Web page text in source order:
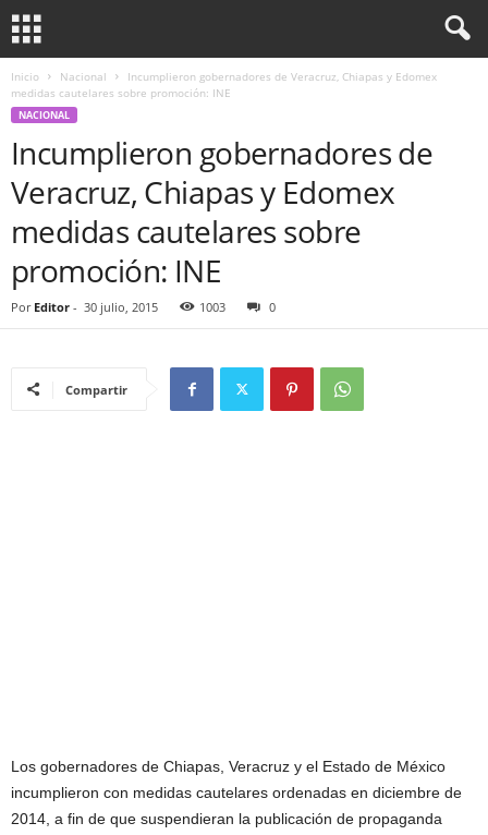
Inicio Nacional
Incumplieron gobernadores de Veracruz, Chiapas y Edomex
medidas cautelares sobre promoción: INE
NACIONAL
Incumplieron gobernadores de
Veracruz, Chiapas y Edomex
medidas cautelares sobre
promoción: INE
Por Editor - 30 julio, 2015 1003 0
Compartir
Los gobernadores de Chiapas, Veracruz y el Estado de México
incumplieron con medidas cautelares ordenadas en diciembre de
2014, a fin de que suspendieran la publicación de propaganda